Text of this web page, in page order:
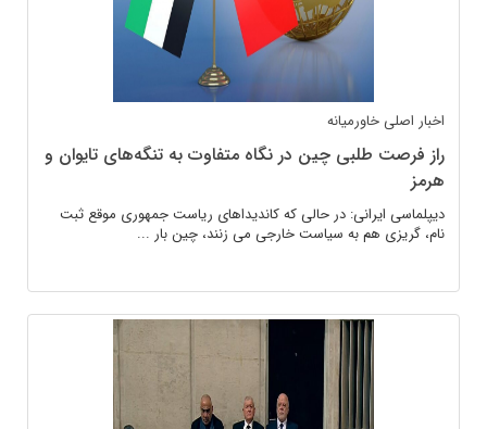
اخبار اصلی خاورمیانه
راز فرصت طلبی چین در نگاه متفاوت به تنگەهای تایوان و
هرمز
دیپلماسی ایرانی: در حالی که کاندیداهای ریاست جمهوری موقع ثبت
نام، گریزی هم به سیاست خارجی می زنند، چین بار ...